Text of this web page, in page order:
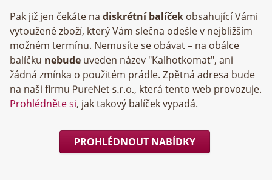
Pak již jen čekáte na diskrétní balíček obsahující Vámi
vytoužené zboží, který Vám slečna odešle v nejbližším
možném termínu. Nemusíte se obávat – na obálce
balíčku nebude uveden název "Kalhotkomat", ani
žádná zmínka o použitém prádle. Zpětná adresa bude
na naši firmu
, která tento web provozuje.
Prohlédněte si, jak takový balíček vypadá.
PROHLÉDNOUT NABÍDKY